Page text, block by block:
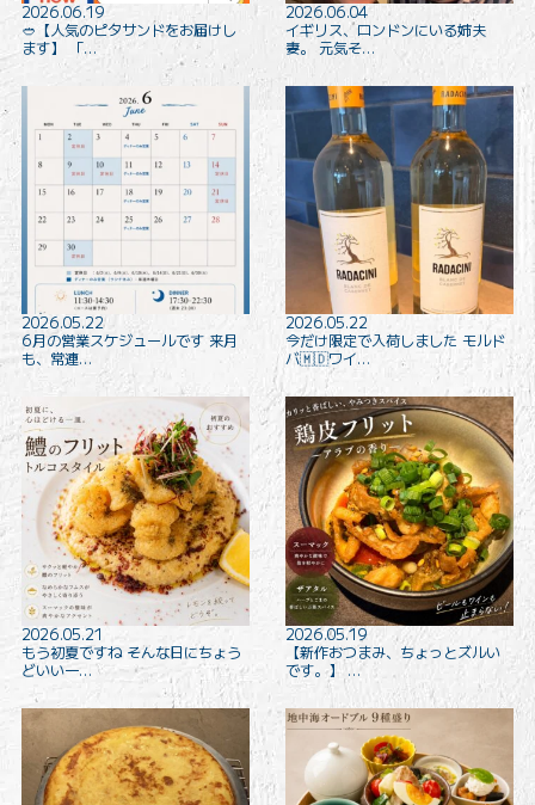
2026.06.19
🥙【人気のピタサンドをお届けし
ます️】 「…
2026.06.04
イギリス、ロンドンにいる姉夫
妻。 元気そ…
2026.05.22
6月の営業スケジュールです 来月
も、常連…
2026.05.22
今だけ限定で入荷しました モルド
バ🇲🇩ワイ…
2026.05.21
もう初夏ですね そんな日にちょう
どいい一…
2026.05.19
【新作おつまみ、ちょっとズルい
です。】 …